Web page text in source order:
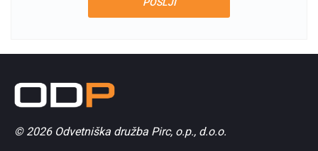
© 2026 Odvetniška družba Pirc, o.p., d.o.o.